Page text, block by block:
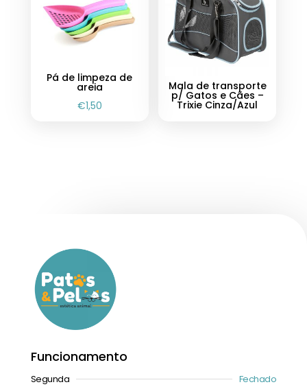
Pá de limpeza de
areia
€1,50
Mala de transporte
p/ Gatos e Cães –
Trixie Cinza/Azul
Funcionamento
Segunda
Fechado